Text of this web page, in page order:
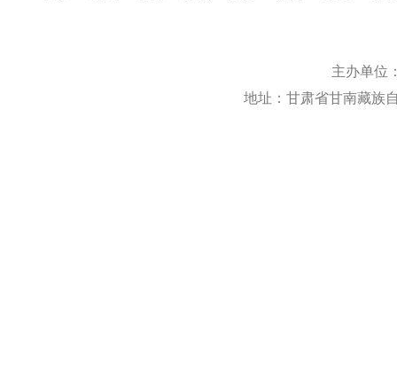
主办单位
地址：甘肃省甘南藏族